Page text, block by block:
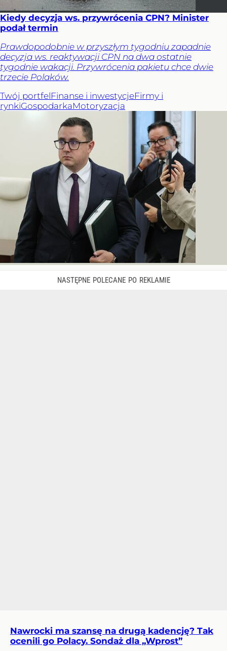
Kiedy decyzja ws. przywrócenia CPN? Minister
podał termin
Prawdopodobnie w przyszłym tygodniu zapadnie
decyzja ws. reaktywacji CPN na dwa ostatnie
tygodnie wakacji. Przywrócenia pakietu chce dwie
trzecie Polaków.
Twój portfelFinanse i inwestycjeFirmy i
rynkiGospodarkaMotoryzacja
Nawrocki ma szansę na drugą kadencję? Tak
ocenili go Polacy. Sondaż dla „Wprost”